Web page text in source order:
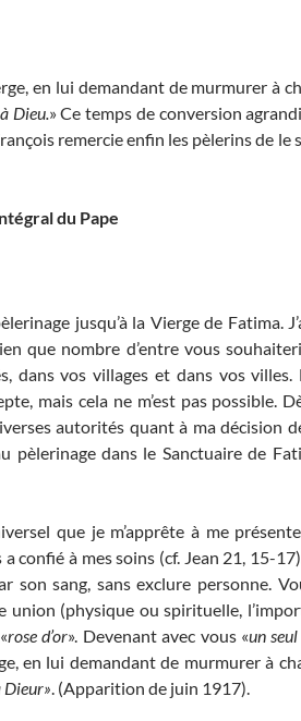
en lui demandant de murmurer à
Dieu.» Ce temps de conversion
remercie enfin les pèlerins de
du Pape
jusqu’à la Vierge de Fatima.
que nombre d’entre vous
dans vos villages et dans vos villes.
mais cela ne m’est pas possible.
autorités quant à ma décision
pèlerinage dans le Sanctuaire de
que je m’apprête à me
à mes soins (cf. Jean 21, 15-
sang, sans exclure personne.
union (physique ou spirituelle,
rose d’or». Devenant avec vous «un
en lui demandant de murmurer à
Dieur». (Apparition de juin 1917).